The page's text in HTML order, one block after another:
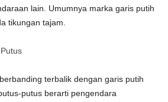
lain. Umumnya marka garis putih
tikungan tajam.
terbalik dengan garis putih
putus berarti pengendara